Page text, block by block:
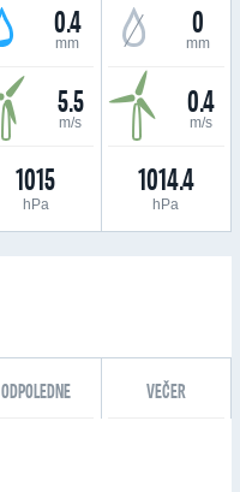
0.4
mm
5.5
m/s
1015
hPa
0
mm
0.4
m/s
1014.4
hPa
ODPOLEDNE VEČER